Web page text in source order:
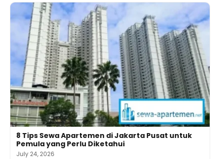
8 Tips Sewa Apartemen di Jakarta Pusat untuk
Pemula yang Perlu Diketahui
July 24, 2026